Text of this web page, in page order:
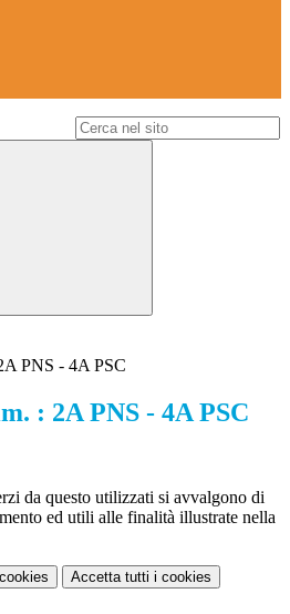
PNS - 4A PSC
: 2A PNS - 4A PSC
da questo utilizzati si avvalgono di
ed utili alle finalità illustrate nella
Accetta tutti i cookies